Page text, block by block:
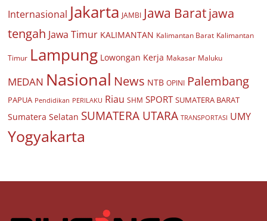
Internasional Jakarta JAMBI Jawa Baratjawa
tengah Jawa Timur KALIMANTAN Kalimantan Barat Kalimantan
Timur Lampung Lowongan Kerja Makasar Maluku
MEDAN Nasional News NTB OPINI Palembang
PAPUA Pendidikan PERILAKU Riau SHM SPORT SUMATERA BARAT
Sumatera Selatan SUMATERA UTARA TRANSPORTASI UMY
Yogyakarta